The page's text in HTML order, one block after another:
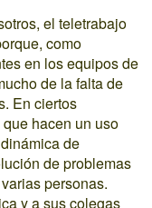
el teletrabajo
como
en los equipos de
de la falta de
En ciertos
hacen un uso
de
de problemas
personas.
y a sus colegas